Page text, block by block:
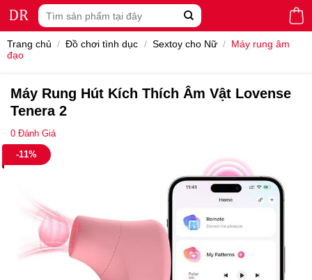
Tìm
kiếm:
Trang chủ / Đồ chơi tình dục / Sextoy cho Nữ / Máy rung âm
đạo
Máy Rung Hút Kích Thích Âm Vật Lovense
Tenera 2
0 Đánh Giá
-11%